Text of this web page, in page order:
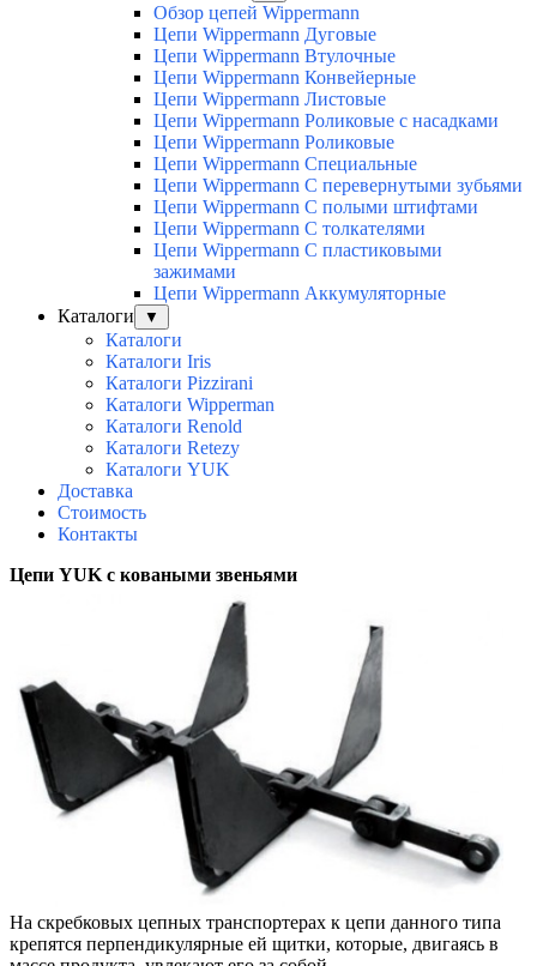
Обзор цепей Wippermann
Цепи Wippermann Дуговые
Цепи Wippermann Втулочные
Цепи Wippermann Конвейерные
Цепи Wippermann Листовые
Цепи Wippermann Роликовые с насадками
Цепи Wippermann Роликовые
Цепи Wippermann Специальные
Цепи Wippermann С перевернутыми зубьями
Цепи Wippermann С полыми штифтами
Цепи Wippermann С толкателями
Цепи Wippermann С пластиковыми
зажимами
Цепи Wippermann Аккумуляторные
Каталоги
▼
Каталоги
Каталоги Iris
Каталоги Pizzirani
Каталоги Wipperman
Каталоги Renold
Каталоги Retezy
Каталоги YUK
Доставка
Стоимость
Контакты
Цепи YUK с коваными звеньями
На скребковых цепных транспортерах к цепи данного типа
крепятся перпендикулярные ей щитки, которые, двигаясь в